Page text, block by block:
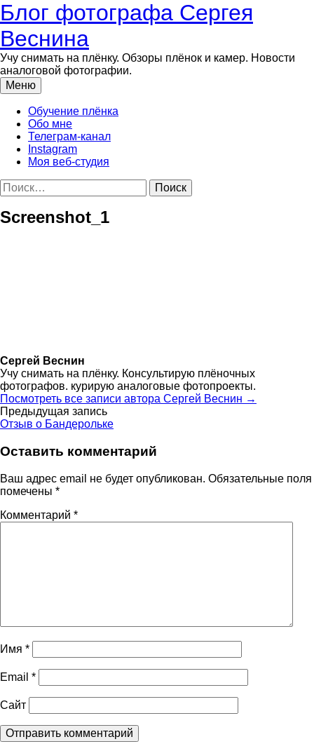
Перейти
к
содержимому
Блог фотографа Сергея
Веснина
Учу снимать на плёнку. Обзоры плёнок и камер. Новости
аналоговой фотографии.
Меню
Обучение плёнка
Обо мне
Телеграм-канал
Instagram
Моя веб-студия
Найти:
Screenshot_1
Сергей Веснин
Учу снимать на плёнку. Консультирую плёночных
фотографов. курирую аналоговые фотопроекты.
Посмотреть все записи автора Сергей Веснин →
Навигация
по
записям
Предыдущая запись
Отзыв о Бандерольке
Оставить комментарий
Ваш адрес email не будет опубликован. Обязательные поля
помечены *
Комментарий *
Имя *
Email *
Сайт